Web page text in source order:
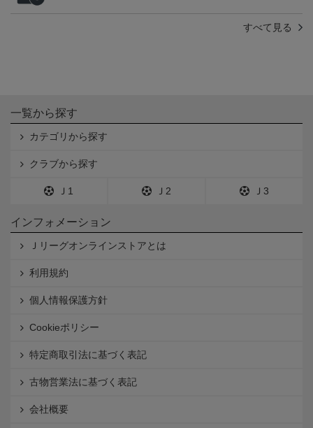
すべて見る
一覧から探す
カテゴリから探す
クラブから探す
Ｊ1 Ｊ2 Ｊ3
インフォメーション
Ｊリーグオンラインストアとは
利用規約
個人情報保護方針
Cookieポリシー
特定商取引法に基づく表記
古物営業法に基づく表記
会社概要